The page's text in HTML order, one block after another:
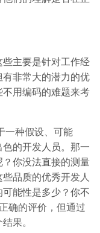
些主要是针对工作经
非常大的潜力的优
用编码的难题来考
种假设、可能
的开发人员。那一
你没法直接的测量
品质的优秀开发人
能性是多少？你不
确的评价，但通过
果。